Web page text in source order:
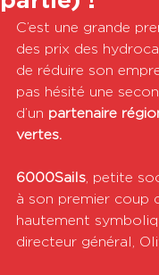
C’est une grande
des prix des
de réduire son
pas hésité une
d’un partenaire
vertes.
6000Sails , petite
à son premier coup
hautement
directeur général,